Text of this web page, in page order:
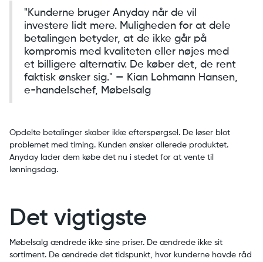
"Kunderne bruger Anyday når de vil
investere lidt mere. Muligheden for at dele
betalingen betyder, at de ikke går på
kompromis med kvaliteten eller nøjes med
et billigere alternativ. De køber det, de rent
faktisk ønsker sig." — Kian Lohmann Hansen,
e-handelschef, Møbelsalg
Opdelte betalinger skaber ikke efterspørgsel. De løser blot
problemet med timing. Kunden ønsker allerede produktet.
Anyday lader dem købe det nu i stedet for at vente til
lønningsdag.
Det vigtigste
Møbelsalg ændrede ikke sine priser. De ændrede ikke sit
sortiment. De ændrede det tidspunkt, hvor kunderne havde råd